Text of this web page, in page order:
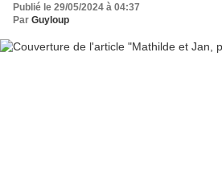
Publié le 29/05/2024 à 04:37
Par Guyloup